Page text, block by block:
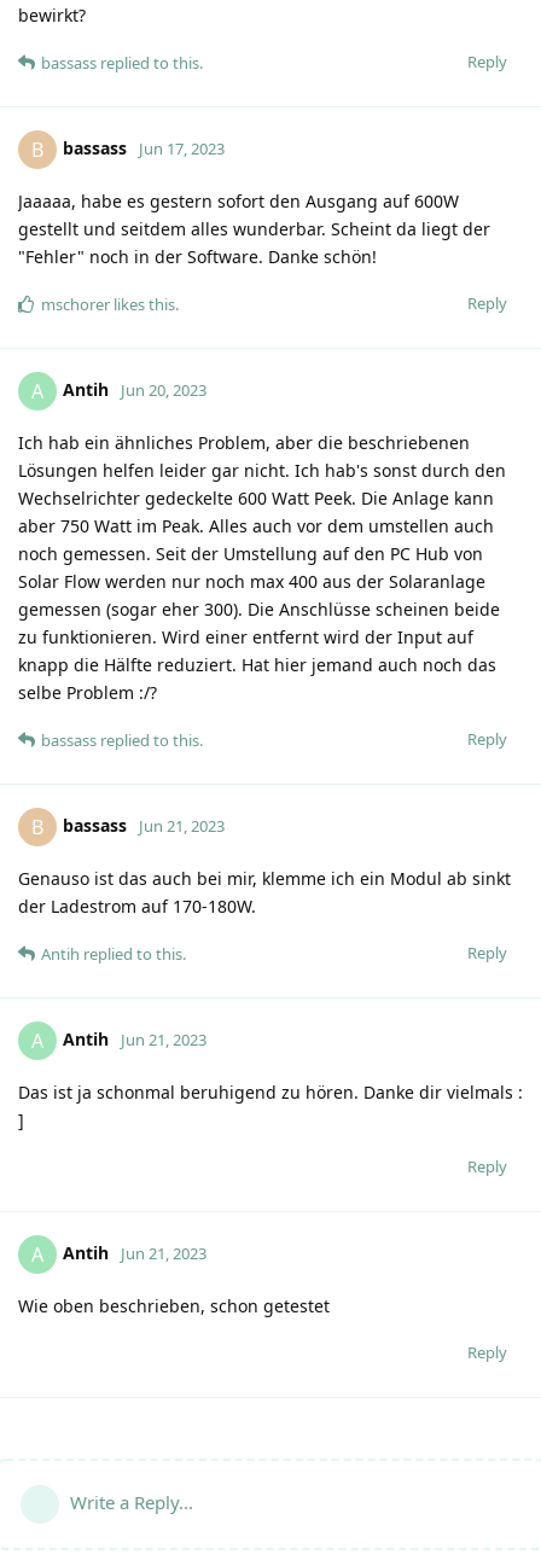
bewirkt?
Reply
bassass replied to this.
B bassass Jun 17, 2023
Jaaaaa, habe es gestern sofort den Ausgang auf 600W
gestellt und seitdem alles wunderbar. Scheint da liegt der
"Fehler" noch in der Software. Danke schön!
Reply
mschorer likes this.
A Antih Jun 20, 2023
Ich hab ein ähnliches Problem, aber die beschriebenen
Lösungen helfen leider gar nicht. Ich hab's sonst durch den
Wechselrichter gedeckelte 600 Watt Peek. Die Anlage kann
aber 750 Watt im Peak. Alles auch vor dem umstellen auch
noch gemessen. Seit der Umstellung auf den PC Hub von
Solar Flow werden nur noch max 400 aus der Solaranlage
gemessen (sogar eher 300). Die Anschlüsse scheinen beide
zu funktionieren. Wird einer entfernt wird der Input auf
knapp die Hälfte reduziert. Hat hier jemand auch noch das
selbe Problem :/?
Reply
bassass replied to this.
B bassass Jun 21, 2023
Genauso ist das auch bei mir, klemme ich ein Modul ab sinkt
der Ladestrom auf 170-180W.
Reply
Antih replied to this.
A Antih Jun 21, 2023
Das ist ja schonmal beruhigend zu hören. Danke dir vielmals :
]
Reply
A Antih Jun 21, 2023
Wie oben beschrieben, schon getestet
Reply
Write a Reply...